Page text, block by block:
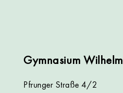
Gymnasium
Pfrunger Straße 4/2